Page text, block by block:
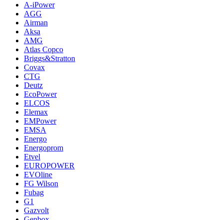
A-iPower
AGG
Airman
Aksa
AMG
Atlas Copco
Briggs&Stratton
Covax
CTG
Deutz
EcoPower
ELCOS
Elemax
EMPower
EMSA
Energo
Energoprom
Etvel
EUROPOWER
EVOline
FG Wilson
Fubag
G1
Gazvolt